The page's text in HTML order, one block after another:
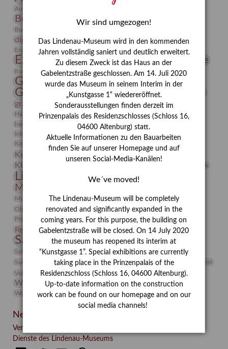
Ausstellung „Vier Winde“
Bernhard August von Lindenau
Burg Posterstein
digitallabor Entartete Kunst
Enteignung
Erdmann Julius Dietrich
Erlebnisportal estrusker Exlibris
Expressionismus Festrede Florenz Fotografie
frauen Frauen in der Antike und heute
Gerhard-Altenbourg-Preis
Gerhard Altenbourg
Gerhard Kurt Müller
grafische sammlung griechische Mythologie
Hanns-Conon von der Gabelentz Heinrich Kirchhoff Heldinnen
herman de vries Humboldt
Insekten
Integriertes Schädlingsmanagement
Jahresempfang
Kolosseum
Kunst
Kunstmuseum Kunstvermittlung Kunst von Kühl
KUNSTWAND Künstler Lehmbruck
Lindenau-Museum Marstall
Museumsgeschichte
Museumspädagogik Mäzen Napoleon Natur
Neue Remise
Objekt im Fokus
Paul Klee Peter Schnürpel Phelloplastik
Pohlhof
Provenienz
Provenienzforschung
Restaurierung Restitution Rudi Lesser Ruth Wolf-Rehfeld
Sammlung Samstagszeichner Skulptur
Sonderausstellung
Sphinx
studio Studio Bildende Kunst
studioDIGITAL
Suermondt-Ludwig-Museum
Vermittlung Video
Videokunst
Volontariat
Walter Rheiner Weihnachten Werefkin
Werkbetrachtung Winter Wissenschaft
Wolf and Dog
Wolf und Hund
Zirkuswoche
Neueste Beiträge
Verschenkt, verkauft, vergessen? – Kunstdetektivinnen im
Dienste des Lindenau-Museums
Wir sind umgezogen!
Das Lindenau-Museum wird in den kommenden
Jahren vollständig saniert und deutlich erweitert.
Zu diesem Zweck ist das Haus an der
Gabelentzstraße geschlossen. Am 14. Juli 2020
wurde das Museum in seinem Interim in der
„Kunstgasse 1“ wiedereröffnet.
Sonderausstellungen finden derzeit im
Prinzenpalais des Residenzschlosses (Schloss 16,
04600 Altenburg) statt.
Aktuelle Informationen zu den Bauarbeiten
finden Sie auf unserer Homepage und auf
unseren Social-Media-Kanälen!
We´ve moved!
The Lindenau-Museum will be completely
renovated and significantly expanded in the
coming years. For this purpose, the building on
Gabelentzstraße will be closed. On 14 July 2020
the museum has reopened its interim at
“Kunstgasse 1”. Special exhibitions are currently
taking place in the Prinzenpalais of the
Residenzschloss (Schloss 16, 04600 Altenburg).
Up-to-date information on the construction
work can be found on our homepage and on our
social media channels!